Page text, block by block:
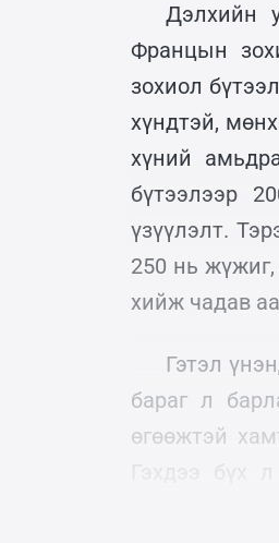
Дэлхийн
Францын
зохиол
хүндтэй,
хүний
бүтээлээр
үзүүлэлт.
250 нь
хийж чадав
Гэтэл
бараг л
өгөөжтэй